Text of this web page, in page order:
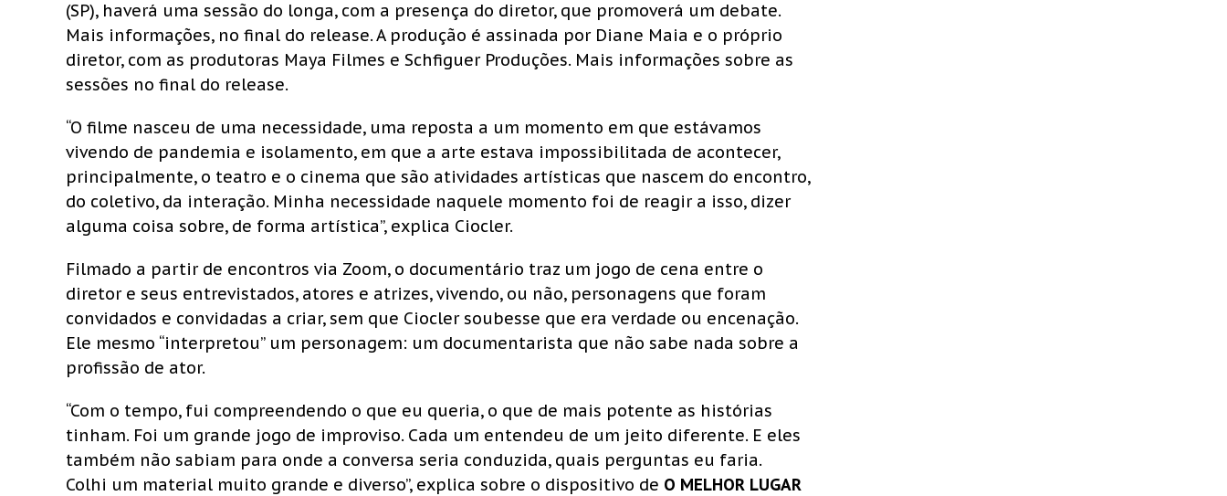
(SP), haverá uma sessão do longa, com a presença do diretor, que promoverá um debate.
Mais informações, no final do release. A produção é assinada por Diane Maia e o próprio
diretor, com as produtoras Maya Filmes e Schfiguer Produções. Mais informações sobre as
sessões no final do release.
“O filme nasceu de uma necessidade, uma reposta a um momento em que estávamos
vivendo de pandemia e isolamento, em que a arte estava impossibilitada de acontecer,
principalmente, o teatro e o cinema que são atividades artísticas que nascem do encontro,
do coletivo, da interação. Minha necessidade naquele momento foi de reagir a isso, dizer
alguma coisa sobre, de forma artística”, explica Ciocler.
Filmado a partir de encontros via Zoom, o documentário traz um jogo de cena entre o
diretor e seus entrevistados, atores e atrizes, vivendo, ou não, personagens que foram
convidados e convidadas a criar, sem que Ciocler soubesse que era verdade ou encenação.
Ele mesmo “interpretou” um personagem: um documentarista que não sabe nada sobre a
profissão de ator.
“Com o tempo, fui compreendendo o que eu queria, o que de mais potente as histórias
tinham. Foi um grande jogo de improviso. Cada um entendeu de um jeito diferente. E eles
também não sabiam para onde a conversa seria conduzida, quais perguntas eu faria.
Colhi um material muito grande e diverso”, explica sobre o dispositivo de O MELHOR LUGAR